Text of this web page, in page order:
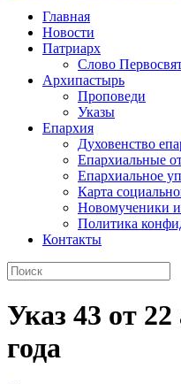
Главная
Новости
Патриарх
Слово
Архипастырь
Проповеди
Указы
Епархия
Духовенство
Епархиальные
Епархиальное
Карта
Новомученики и
Политика
Контакты
Указ 43 от 22
года